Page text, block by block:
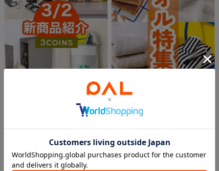
機能性からかわいいまで！タオル特集
3COINS